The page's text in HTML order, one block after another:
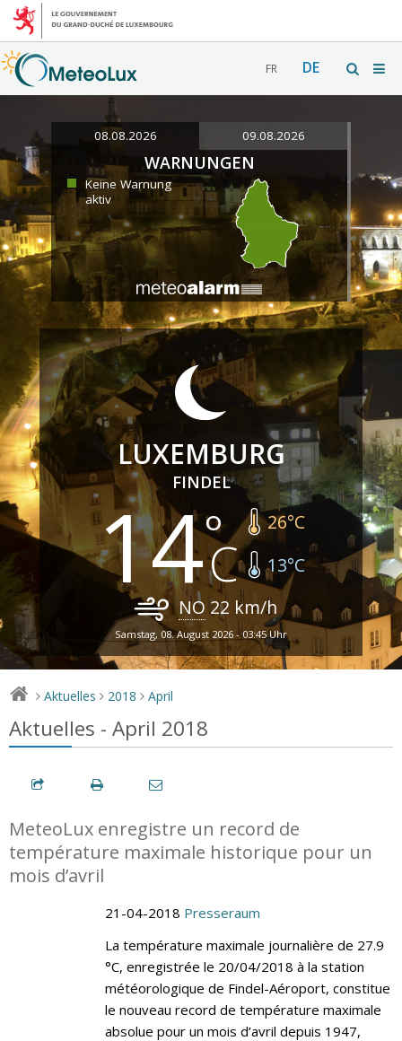
FR DE
08.08.2026 09.08.2026
WARNUNGEN
Keine Warnung
aktiv
LUXEMBURG
FINDEL
14 26°C
13°C
NO 22 km/h
Samstag, 08. August 2026 - 03:45 Uhr
> Aktuelles > 2018 > April
Aktuelles - April 2018
MeteoLux enregistre un record de
température maximale historique pour un
mois d’avril
21-04-2018 Presseraum
La température maximale journalière de 27.9
°C, enregistrée le 20/04/2018 à la station
météorologique de Findel-Aéroport, constitue
le nouveau record de température maximale
absolue pour un mois d’avril depuis 1947,